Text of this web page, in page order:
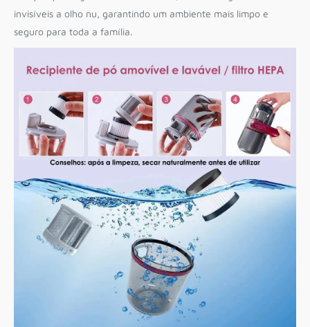
invisíveis a olho nu, garantindo um ambiente mais limpo e
seguro para toda a família.